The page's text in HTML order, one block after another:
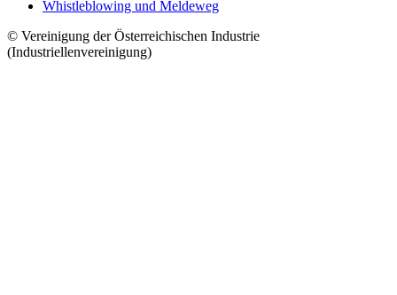
Whistleblowing und Meldeweg
© Vereinigung der Österreichischen Industrie
(Industriellenvereinigung)